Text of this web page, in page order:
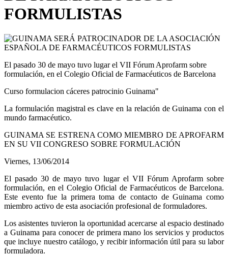
FORMULISTAS
El pasado 30 de mayo tuvo lugar el VII Fórum Aprofarm sobre
formulación, en el Colegio Oficial de Farmacéuticos de Barcelona
Curso formulacion cáceres patrocinio Guinama"
La formulación magistral es clave en la relación de Guinama con el
mundo farmacéutico.
GUINAMA SE ESTRENA COMO MIEMBRO DE APROFARM
EN SU VII CONGRESO SOBRE FORMULACIÓN
Viernes, 13/06/2014
El pasado 30 de mayo tuvo lugar el VII Fórum Aprofarm sobre
formulación, en el Colegio Oficial de Farmacéuticos de Barcelona.
Este evento fue la primera toma de contacto de Guinama como
miembro activo de esta asociación profesional de formuladores.
Los asistentes tuvieron la oportunidad acercarse al espacio destinado
a Guinama para conocer de primera mano los servicios y productos
que incluye nuestro catálogo, y recibir información útil para su labor
formuladora.